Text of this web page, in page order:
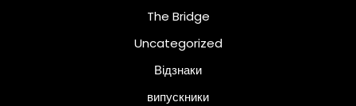
The Bridge
Uncategorized
Відзнаки
випускники